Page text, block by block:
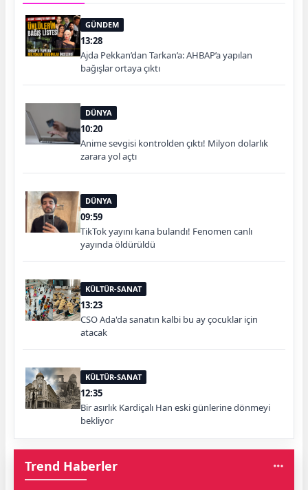
GÜNDEM
13:28
Ajda Pekkan’dan Tarkan’a: AHBAP’a yapılan
bağışlar ortaya çıktı
DÜNYA
10:20
Anime sevgisi kontrolden çıktı! Milyon dolarlık
zarara yol açtı
DÜNYA
09:59
TikTok yayını kana bulandı! Fenomen canlı
yayında öldürüldü
KÜLTÜR-SANAT
13:23
CSO Ada'da sanatın kalbi bu ay çocuklar için
atacak
KÜLTÜR-SANAT
12:35
Bir asırlık Kardiçalı Han eski günlerine dönmeyi
bekliyor
Trend Haberler